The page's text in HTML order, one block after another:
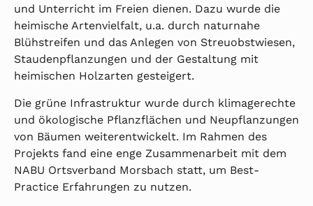
und Unterricht im Freien dienen. Dazu wurde die
heimische Artenvielfalt, u.a. durch naturnahe
Blühstreifen und das Anlegen von Streuobstwiesen,
Staudenpflanzungen und der Gestaltung mit
heimischen Holzarten gesteigert.
Die grüne Infrastruktur wurde durch klimagerechte
und ökologische Pflanzflächen und Neupflanzungen
von Bäumen weiterentwickelt. Im Rahmen des
Projekts fand eine enge Zusammenarbeit mit dem
NABU Ortsverband Morsbach statt, um Best-
Practice Erfahrungen zu nutzen.